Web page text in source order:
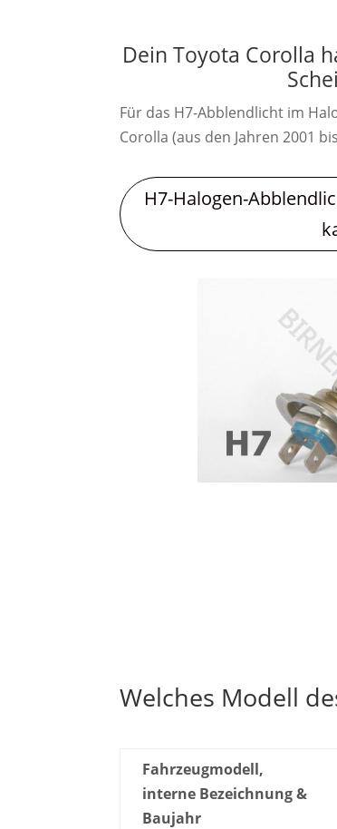
Dein Toyota Corolla
Für das H7-Abblendlicht im
Corolla (aus den Jahren 2001
H7-Halogen-
Welches Modell
Fahrzeugmodell,
interne Bezeichnung &
Baujahr